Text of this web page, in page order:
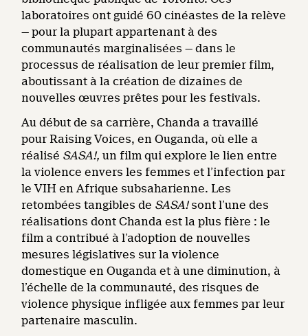
laboratoires ont guidé 60 cinéastes de la relève
— pour la plupart appartenant à des
communautés marginalisées — dans le
processus de réalisation de leur premier film,
aboutissant à la création de dizaines de
nouvelles œuvres prêtes pour les festivals.
Au début de sa carrière, Chanda a travaillé
pour Raising Voices, en Ouganda, où elle a
réalisé SASA!, un film qui explore le lien entre
la violence envers les femmes et l’infection par
le VIH en Afrique subsaharienne. Les
retombées tangibles de SASA!sont l’une des
réalisations dont Chanda est la plus fière : le
film a contribué à l’adoption de nouvelles
mesures législatives sur la violence
domestique en Ouganda et à une diminution, à
l’échelle de la communauté, des risques de
violence physique infligée aux femmes par leur
partenaire masculin.